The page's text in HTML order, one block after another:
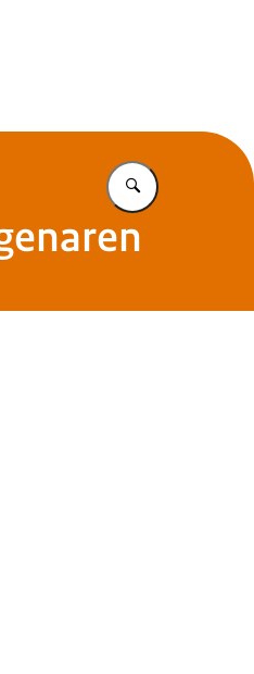
Vul in wat u